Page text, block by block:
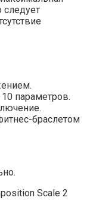
следует
параметров.
браслетом
Scale 2